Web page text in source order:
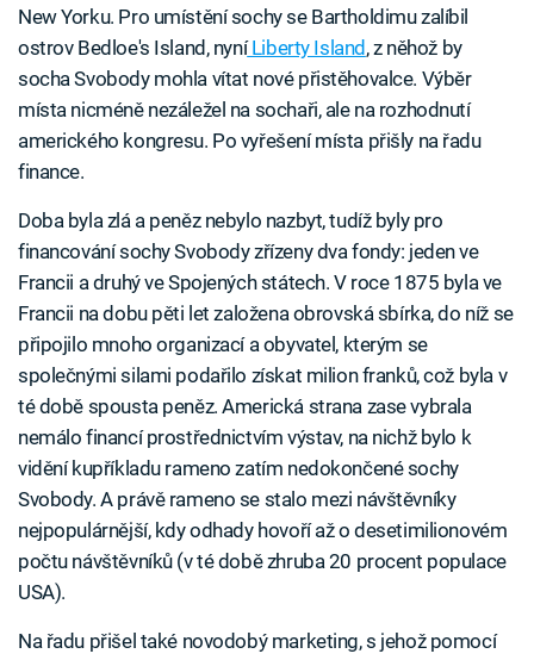
New Yorku. Pro umístění sochy se Bartholdimu zalíbil
ostrov Bedloe's Island, nyníLiberty Island , z něhož by
socha Svobody mohla vítat nové přistěhovalce. Výběr
místa nicméně nezáležel na sochaři, ale na rozhodnutí
amerického kongresu. Po vyřešení místa přišly na řadu
finance.
Doba byla zlá a peněz nebylo nazbyt, tudíž byly pro
financování sochy Svobody zřízeny dva fondy: jeden ve
Francii a druhý ve Spojených státech. V roce 1875 byla ve
Francii na dobu pěti let založena obrovská sbírka, do níž se
připojilo mnoho organizací a obyvatel, kterým se
společnými silami podařilo získat milion franků, což byla v
té době spousta peněz. Americká strana zase vybrala
nemálo financí prostřednictvím výstav, na nichž bylo k
vidění kupříkladu rameno zatím nedokončené sochy
Svobody. A právě rameno se stalo mezi návštěvníky
nejpopulárnější, kdy odhady hovoří až o desetimilionovém
počtu návštěvníků (v té době zhruba 20 procent populace
USA).
Na řadu přišel také novodobý marketing, s jehož pomocí